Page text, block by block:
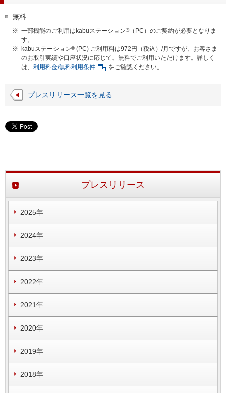
無料
※ 一部機能のご利用はkabuステーション®（PC）のご契約が必要となりま
す。
※
kabuステーション®(PC) ご利用料は972円（税込）/月ですが、お客さま
のお取引実績や口座状況に応じて、無料でご利用いただけます。詳しく
は、 利用料金/無料利用条件 をご確認ください。
プレスリリース一覧を見る
プレスリリース
2025年
2024年
2023年
2022年
2021年
2020年
2019年
2018年